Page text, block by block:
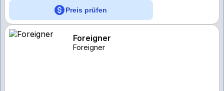
Preis prüfen
Foreigner
Foreigner